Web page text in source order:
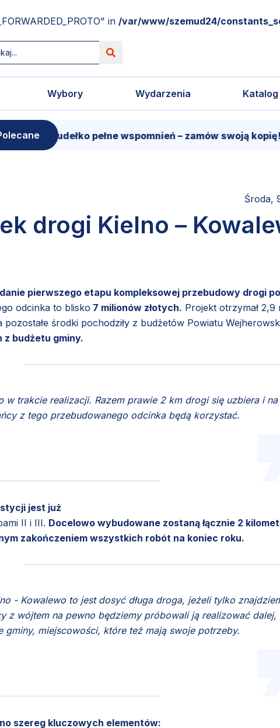
in /var/www/szemud24/
Wybory Wydarzenia
pełne wspomnień – zamów swoją kopię! 15
Środa,
drogi Kielno –
pierwszego etapu kompleksowej przebudowy drogi
odcinka to blisko 7 milionów złotych. Projekt otrzymał 2,9
środki pochodziły z budżetów Powiatu
z budżetu gminy.
w trakcie realizacji. Razem prawie 2 km drogi się uzbiera i na
z tego przebudowanego odcinka będą korzystać.
jest już
II i III. Docelowo wybudowane zostaną łącznie 2
zakończeniem wszystkich robót na koniec roku.
- Kowalewo to jest dosyć długa droga, jeżeli tylko
z wójtem na pewno będziemy próbowali ją realizować dalej,
gminy, miejscowości, które też mają swoje potrzeby.
szereg kluczowych elementów: